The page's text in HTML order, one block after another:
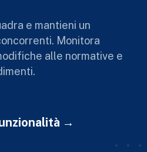
e mantieni un
Monitora
alle normative e